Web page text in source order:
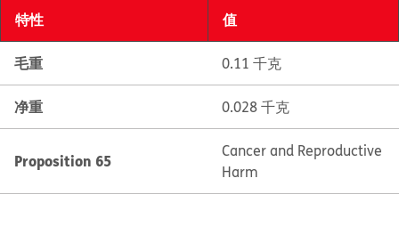
特性 值
毛重 0.11 千克
净重 0.028 千克
Proposition 65
Cancer and Reproductive
Harm